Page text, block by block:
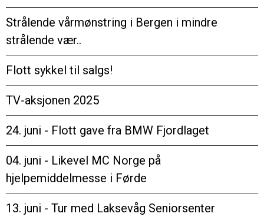
Strålende vårmønstring i Bergen i mindre
strålende vær..
Flott sykkel til salgs!
TV-aksjonen 2025
24. juni - Flott gave fra BMW Fjordlaget
04. juni - Likevel MC Norge på
hjelpemiddelmesse i Førde
13. juni - Tur med Laksevåg Seniorsenter